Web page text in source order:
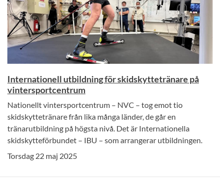
Internationell utbildning för skidskyttetränare på
vintersportcentrum
Nationellt vintersportcentrum – NVC – tog emot tio
skidskyttetränare från lika många länder, de går en
tränarutbildning på högsta nivå. Det är Internationella
skidskytteförbundet – IBU – som arrangerar utbildningen.
Torsdag 22 maj 2025